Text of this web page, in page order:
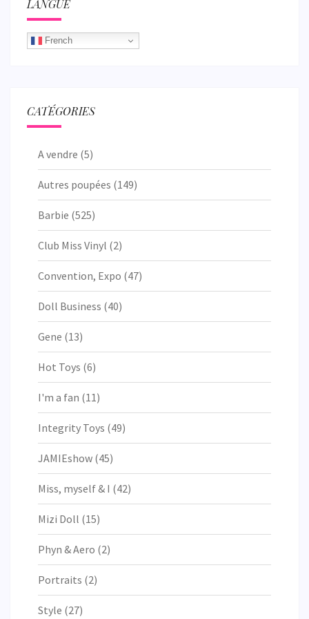
LANGUE
French
CATÉGORIES
A vendre (5)
Autres poupées (149)
Barbie (525)
Club Miss Vinyl (2)
Convention, Expo (47)
Doll Business (40)
Gene (13)
Hot Toys (6)
I'm a fan (11)
Integrity Toys (49)
JAMIEshow (45)
Miss, myself & I (42)
Mizi Doll (15)
Phyn & Aero (2)
Portraits (2)
Style (27)